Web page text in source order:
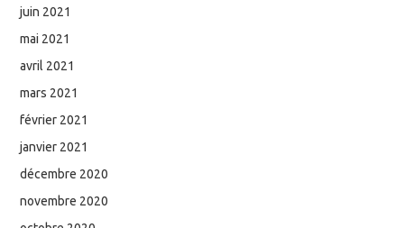
juin 2021
mai 2021
avril 2021
mars 2021
février 2021
janvier 2021
décembre 2020
novembre 2020